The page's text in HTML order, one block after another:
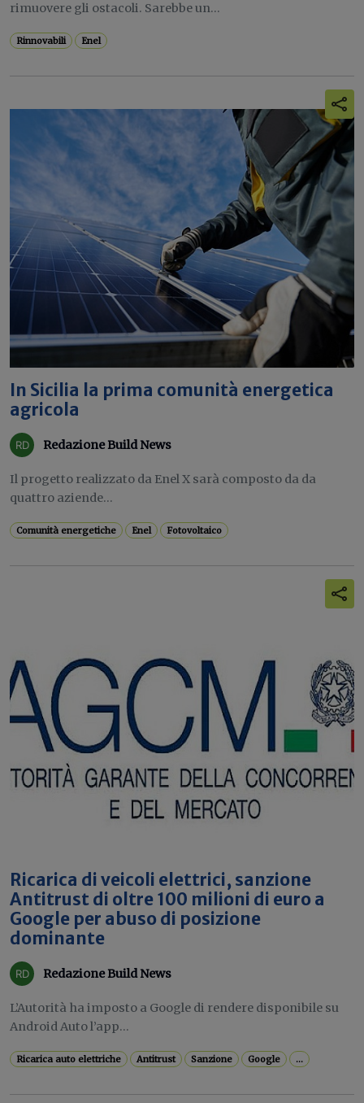
rimuovere gli ostacoli. Sarebbe un...
Rinnovabili Enel
In Sicilia la prima comunità energetica
agricola
Redazione Build News
Il progetto realizzato da Enel X sarà composto da da
quattro aziende...
Comunità energetiche Enel Fotovoltaico
Ricarica di veicoli elettrici, sanzione
Antitrust di oltre 100 milioni di euro a
Google per abuso di posizione
dominante
Redazione Build News
L’Autorità ha imposto a Google di rendere disponibile su
Android Auto l’app...
Ricarica auto elettriche Antitrust Sanzione Google ...